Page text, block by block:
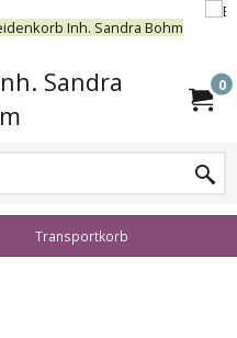
Inh. Sandra Bohm
Sandra
0
Transportkorb